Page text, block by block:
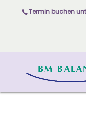
Termin buchen